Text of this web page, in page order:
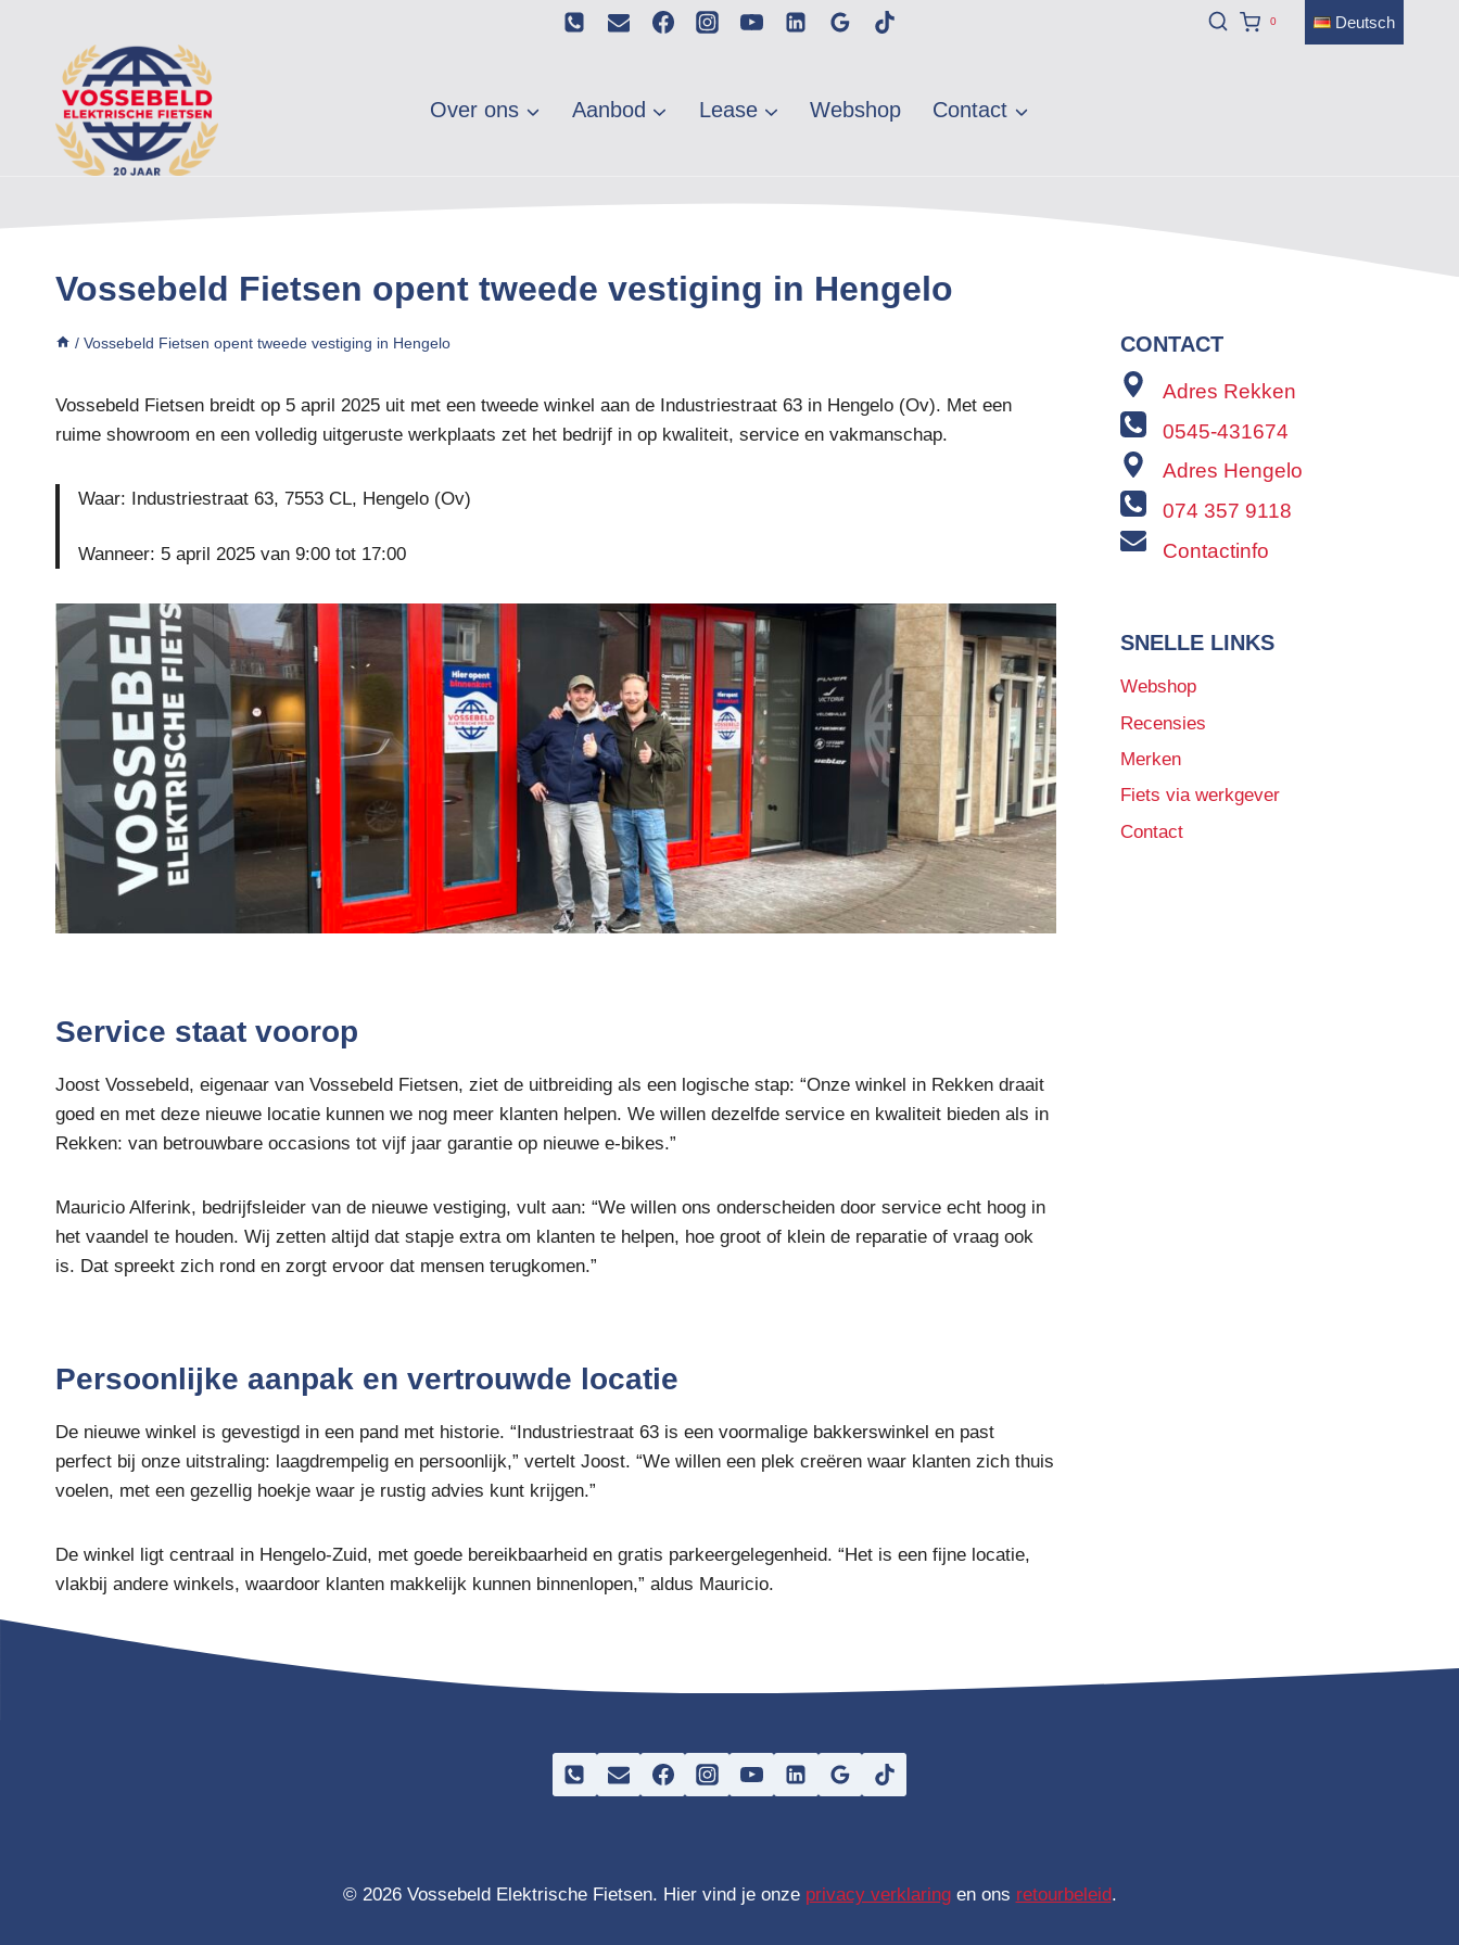
0 Deutsch
Over ons Aanbod Lease Webshop Contact
Vossebeld Fietsen opent tweede vestiging in Hengelo
/ Vossebeld Fietsen opent tweede vestiging in Hengelo
Vossebeld Fietsen breidt op 5 april 2025 uit met een tweede winkel aan de Industriestraat 63 in Hengelo (Ov). Met een
ruime showroom en een volledig uitgeruste werkplaats zet het bedrijf in op kwaliteit, service en vakmanschap.
Waar: Industriestraat 63, 7553 CL, Hengelo (Ov)
Wanneer: 5 april 2025 van 9:00 tot 17:00
Service staat voorop
Joost Vossebeld, eigenaar van Vossebeld Fietsen, ziet de uitbreiding als een logische stap: “Onze winkel in Rekken draait
goed en met deze nieuwe locatie kunnen we nog meer klanten helpen. We willen dezelfde service en kwaliteit bieden als in
Rekken: van betrouwbare occasions tot vijf jaar garantie op nieuwe e-bikes.”
Mauricio Alferink, bedrijfsleider van de nieuwe vestiging, vult aan: “We willen ons onderscheiden door service echt hoog in
het vaandel te houden. Wij zetten altijd dat stapje extra om klanten te helpen, hoe groot of klein de reparatie of vraag ook
is. Dat spreekt zich rond en zorgt ervoor dat mensen terugkomen.”
Persoonlijke aanpak en vertrouwde locatie
De nieuwe winkel is gevestigd in een pand met historie. “Industriestraat 63 is een voormalige bakkerswinkel en past
perfect bij onze uitstraling: laagdrempelig en persoonlijk,” vertelt Joost. “We willen een plek creëren waar klanten zich thuis
voelen, met een gezellig hoekje waar je rustig advies kunt krijgen.”
De winkel ligt centraal in Hengelo-Zuid, met goede bereikbaarheid en gratis parkeergelegenheid. “Het is een fijne locatie,
vlakbij andere winkels, waardoor klanten makkelijk kunnen binnenlopen,” aldus Mauricio.
CONTACT
Adres Rekken
0545-431674
Adres Hengelo
074 357 9118
Contactinfo
SNELLE LINKS
Webshop
Recensies
Merken
Fiets via werkgever
Contact
© 2026 Vossebeld Elektrische Fietsen. Hier vind je onze privacy verklaringen ons retourbeleid.